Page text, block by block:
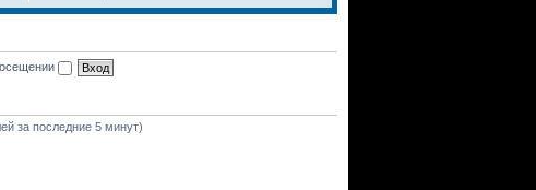
за последние 5 минут)